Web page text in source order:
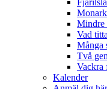
Mindre
Vad
Många
Två
Vackra
Kalender